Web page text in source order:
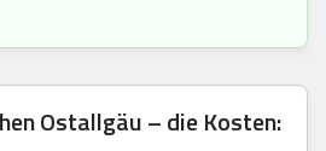
Ostallgäu – die Kosten: